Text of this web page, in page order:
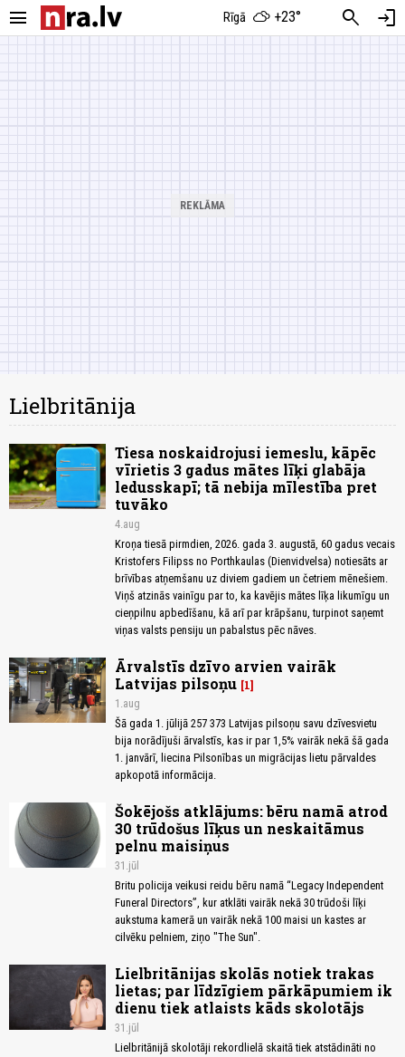
menu Rīgā +23° search login
Lielbritānija
Tiesa noskaidrojusi iemeslu, kāpēc
vīrietis 3 gadus mātes līķi glabāja
ledusskapī; tā nebija mīlestība pret
tuvāko
4.aug
Kroņa tiesā pirmdien, 2026. gada 3. augustā, 60 gadus vecais
Kristofers Filipss no Porthkaulas (Dienvidvelsa) notiesāts ar
brīvības atņemšanu uz diviem gadiem un četriem mēnešiem.
Viņš atzinās vainīgu par to, ka kavējis mātes līķa likumīgu un
cieņpilnu apbedīšanu, kā arī par krāpšanu, turpinot saņemt
viņas valsts pensiju un pabalstus pēc nāves.
Ārvalstīs dzīvo arvien vairāk
Latvijas pilsoņu 1
1.aug
Šā gada 1. jūlijā 257 373 Latvijas pilsoņu savu dzīvesvietu
bija norādījuši ārvalstīs, kas ir par 1,5% vairāk nekā šā gada
1. janvārī, liecina Pilsonības un migrācijas lietu pārvaldes
apkopotā informācija.
Šokējošs atklājums: bēru namā atrod
30 trūdošus līķus un neskaitāmus
pelnu maisiņus
31.jūl
Britu policija veikusi reidu bēru namā “Legacy Independent
Funeral Directors”, kur atklāti vairāk nekā 30 trūdoši līķi
aukstuma kamerā un vairāk nekā 100 maisi un kastes ar
cilvēku pelniem, ziņo "The Sun".
Lielbritānijas skolās notiek trakas
lietas; par līdzīgiem pārkāpumiem ik
dienu tiek atlaists kāds skolotājs
31.jūl
Lielbritānijā skolotāji rekordlielā skaitā tiek atstādināti no